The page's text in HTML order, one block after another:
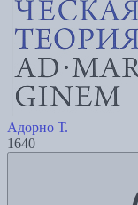
Адорно Т.
1640